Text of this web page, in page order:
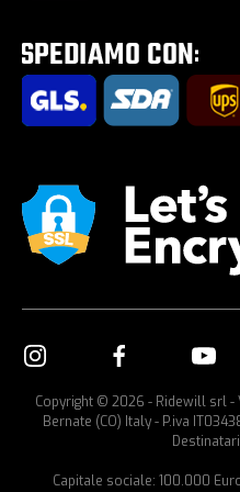
Portabici per auto
Copyright © 2026 - Ridewill srl -
Bernate (CO) Italy - P.iva
Capitale sociale: 100.000